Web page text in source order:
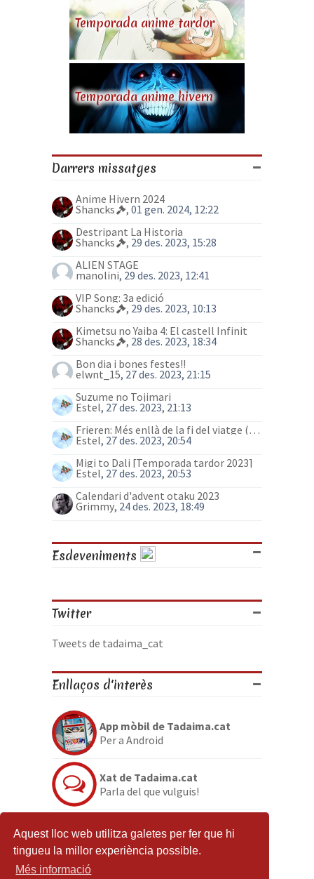
Aquest lloc web utilitza galetes per fer que hi
tingueu la millor experiència possible.
Més informació
Temporada anime tardor
Temporada anime hivern
Darrers missatges
Anime Hivern 2024
Shancks
, 01 gen. 2024, 12:22
Destripant La Historia
Shancks
, 29 des. 2023, 15:28
ALIEN STAGE
manolini, 29 des. 2023, 12:41
VIP Song: 3a edició
Shancks
, 29 des. 2023, 10:13
Kimetsu no Yaiba 4: El castell Infinit
Shancks
, 28 des. 2023, 18:34
Bon dia i bones festes!!
elwnt_15, 27 des. 2023, 21:15
Suzume no Tojimari
Estel, 27 des. 2023, 21:13
Frieren: Més enllà de la fi del viatge (anime)
Estel, 27 des. 2023, 20:54
Migi to Dali [Temporada tardor 2023]
Estel, 27 des. 2023, 20:53
Calendari d'advent otaku 2023
Grimmy, 24 des. 2023, 18:49
Esdeveniments
Twitter
Tweets de tadaima_cat
Enllaços d'interès
App mòbil de Tadaima.cat
Per a Android
Xat de Tadaima.cat
Parla del que vulguis!
Discord de Tadaima.cat
Per si no en tenies prou